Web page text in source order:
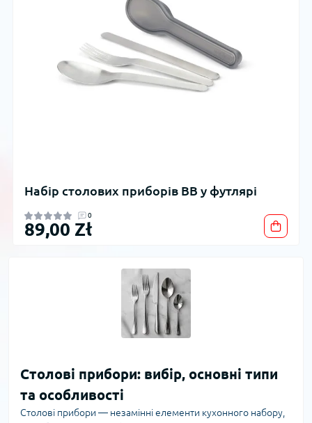
Набір столових приборів BB у футлярі
0
89,00 Zł
Столові прибори: вибір, основні типи
та особливості
Столові прибори — незамінні елементи кухонного набору,